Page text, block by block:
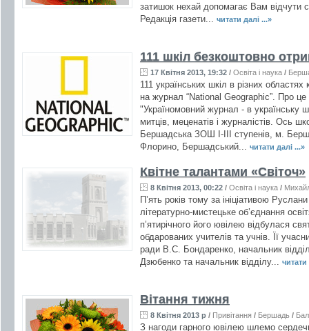
затишок нехай допомагає Вам
Редакція газети... читати далі ...»
111 шкіл безкоштовно
17 Квітня 2013, 19:32 / Освіта і наука /
111 українських шкіл в різних
на журнал “National Geographic”. Про це
"Україномовний журнал - в українську
митців, меценатів і журналістів. Ось
Бершадська ЗОШ І-ІІІ ступенів, м.
Флорино, Бершадський... читати далі ...»
Квітне талантами «Світоч»
8 Квітня 2013, 00:22 / Освіта і наука /
П’ять років тому за ініціативою
літературно-мистецьке об’єднання
п’ятирічного його ювілею відбулася
обдарованих учителів та учнів. Її
ради В.С. Бондаренко, начальник
Дзюбенко та начальник відділу... читати
Вітання тижня
8 Квітня 2013 р / Привітання / Бершадь /
З нагоди гарного ювілею шлемо